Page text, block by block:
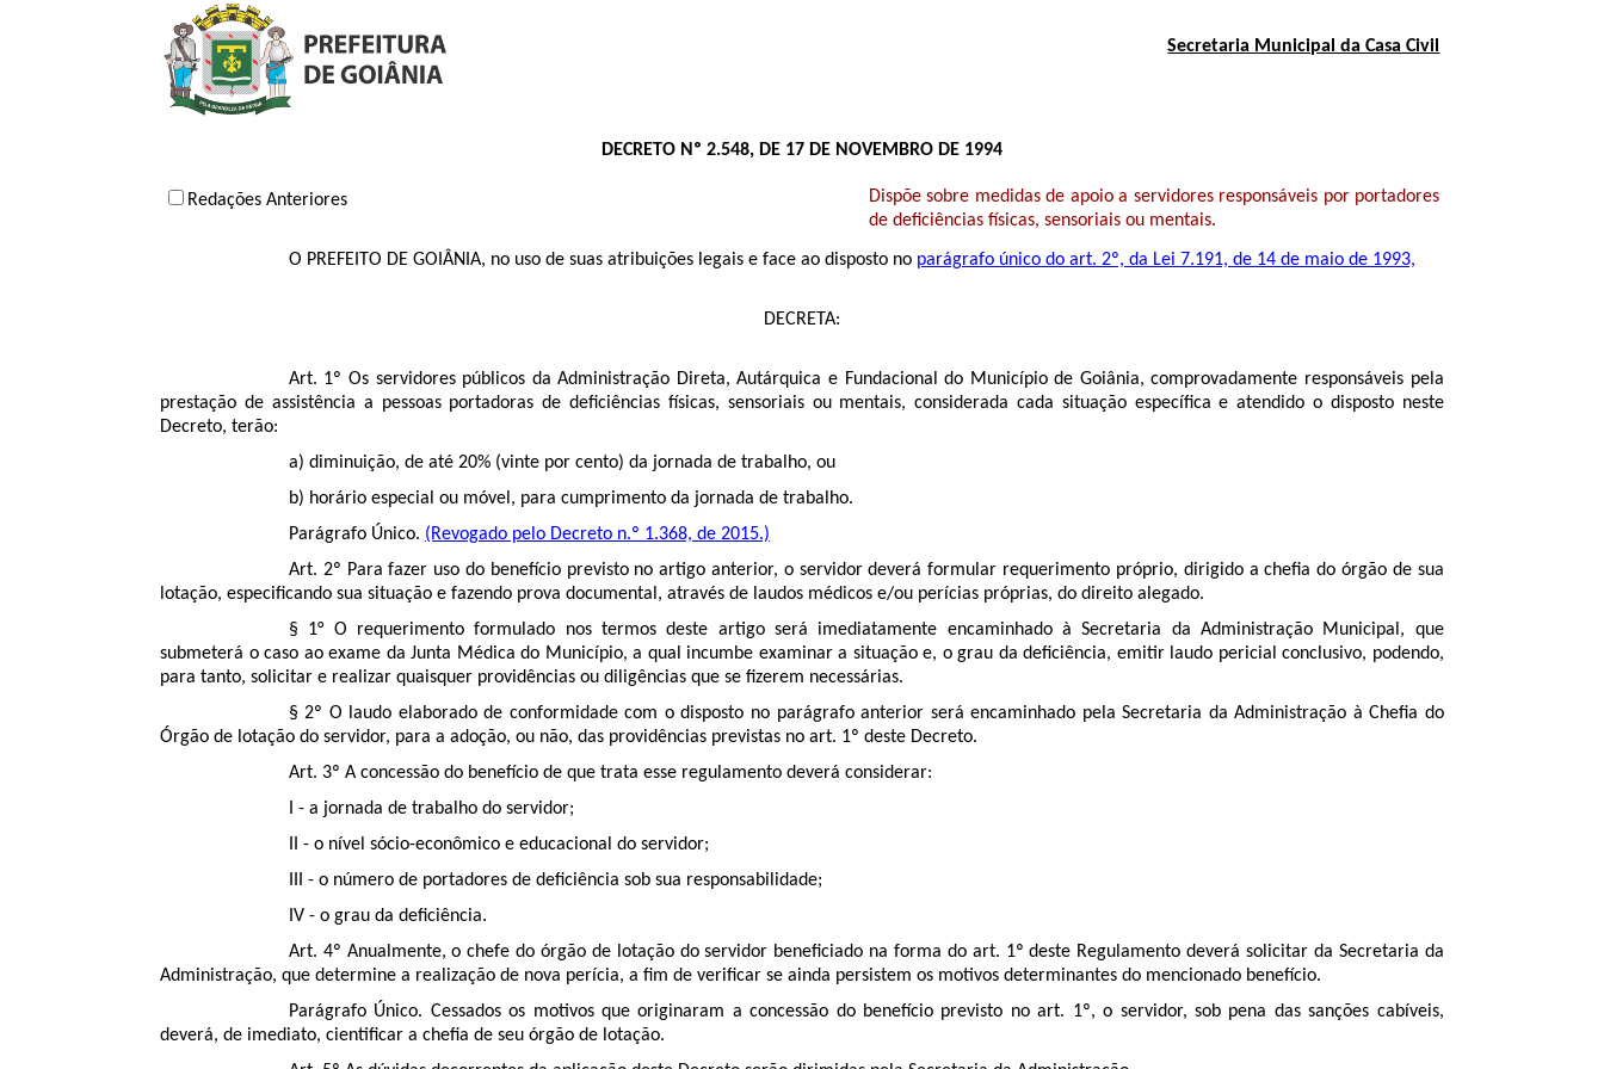
Secretaria Municipal da Casa Civil
DECRETO Nº 2.548, DE 17 DE NOVEMBRO DE 1994
Redações Anteriores
Dispõe sobre medidas de apoio a servidores responsáveis por portadores
de deficiências físicas, sensoriais ou mentais.
O PREFEITO DE GOIÂNIA, no uso de suas atribuições legais e face ao disposto no parágrafo único do art. 2º, da Lei 7.191, de 14 de maio de 1993,
DECRETA:
Art. 1º Os servidores públicos da Administração Direta, Autárquica e Fundacional do Município de Goiânia, comprovadamente responsáveis pela
prestação de assistência a pessoas portadoras de deficiências físicas, sensoriais ou mentais, considerada cada situação específica e atendido o disposto neste
Decreto, terão:
a) diminuição, de até 20% (vinte por cento) da jornada de trabalho, ou
b) horário especial ou móvel, para cumprimento da jornada de trabalho.
Parágrafo Único. (Revogado pelo Decreto n.º 1.368, de 2015.)
Art. 2º Para fazer uso do benefício previsto no artigo anterior, o servidor deverá formular requerimento próprio, dirigido a chefia do órgão de sua
lotação, especificando sua situação e fazendo prova documental, através de laudos médicos e/ou perícias próprias, do direito alegado.
§ 1° O requerimento formulado nos termos deste artigo será imediatamente encaminhado à Secretaria da Administração Municipal, que
submeterá o caso ao exame da Junta Médica do Município, a qual incumbe examinar a situação e, o grau da deficiência, emitir laudo pericial conclusivo, podendo,
para tanto, solicitar e realizar quaisquer providências ou diligências que se fizerem necessárias.
§ 2º O laudo elaborado de conformidade com o disposto no parágrafo anterior será encaminhado pela Secretaria da Administração à Chefia do
Órgão de lotação do servidor, para a adoção, ou não, das providências previstas no art. 1º deste Decreto.
Art. 3º A concessão do benefício de que trata esse regulamento deverá considerar:
I - a jornada de trabalho do servidor;
II - o nível sócio-econômico e educacional do servidor;
III - o número de portadores de deficiência sob sua responsabilidade;
IV - o grau da deficiência.
Art. 4º Anualmente, o chefe do órgão de lotação do servidor beneficiado na forma do art. 1º deste Regulamento deverá solicitar da Secretaria da
Administração, que determine a realização de nova perícia, a fim de verificar se ainda persistem os motivos determinantes do mencionado benefício.
Parágrafo Único. Cessados os motivos que originaram a concessão do benefício previsto no art. 1º, o servidor, sob pena das sanções cabíveis,
deverá, de imediato, cientificar a chefia de seu órgão de lotação.